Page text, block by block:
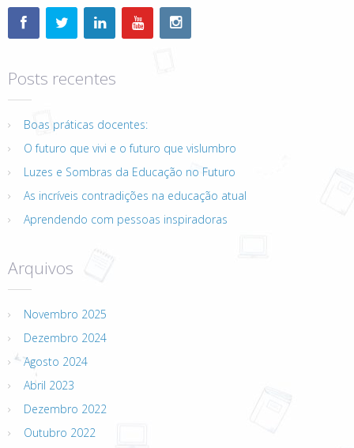
Posts recentes
Boas práticas docentes:
O futuro que vivi e o futuro que vislumbro
Luzes e Sombras da Educação no Futuro
As incríveis contradições na educação atual
Aprendendo com pessoas inspiradoras
Arquivos
Novembro 2025
Dezembro 2024
Agosto 2024
Abril 2023
Dezembro 2022
Outubro 2022